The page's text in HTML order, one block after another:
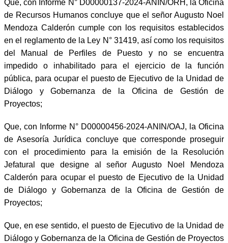
Que, con Informe N° D00000137-2024-ANIN/ORH, la Oficina
de Recursos Humanos concluye que el señor Augusto Noel
Mendoza Calderón cumple con los requisitos establecidos
en el reglamento de la Ley N° 31419, así como los requisitos
del Manual de Perfiles de Puesto y no se encuentra
impedido o inhabilitado para el ejercicio de la función
pública, para ocupar el puesto de Ejecutivo de la Unidad de
Diálogo y Gobernanza de la Oficina de Gestión de
Proyectos;
Que, con Informe N° D00000456-2024-ANIN/OAJ, la Oficina
de Asesoría Jurídica concluye que corresponde proseguir
con el procedimiento para la emisión de la Resolución
Jefatural que designe al señor Augusto Noel Mendoza
Calderón para ocupar el puesto de Ejecutivo de la Unidad
de Diálogo y Gobernanza de la Oficina de Gestión de
Proyectos;
Que, en ese sentido, el puesto de Ejecutivo de la Unidad de
Diálogo y Gobernanza de la Oficina de Gestión de Proyectos